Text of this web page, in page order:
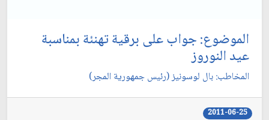
الموضوع: جواب على برقية تهنئة بمناسبة
عيد النوروز
المخاطب: بال لوسونيز (رئيس جمهورية المجر)
2011-06-25